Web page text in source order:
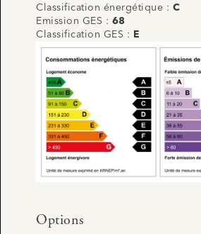
Classification énergétique : C
Emission GES : 68
Classification GES :
E
Options